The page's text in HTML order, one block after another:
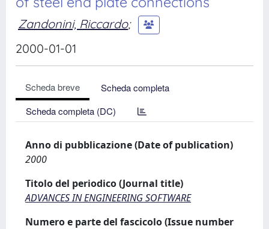
Zandonini, Riccardo;
2000-01-01
Scheda breve
Scheda completa
Scheda completa (DC)
Anno di pubblicazione (Date of publication)
2000
Titolo del periodico (Journal title)
ADVANCES IN ENGINEERING SOFTWARE
Numero e parte del fascicolo (Issue number